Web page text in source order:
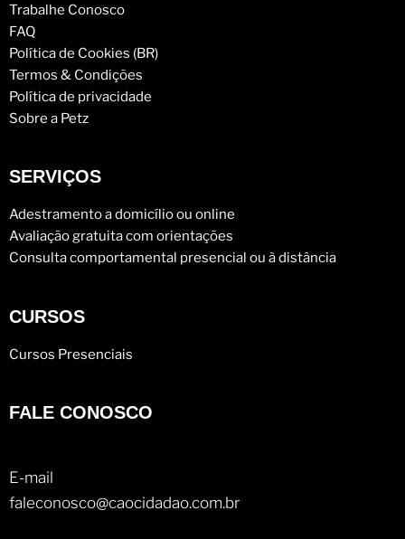
Trabalhe Conosco
FAQ
Política de Cookies (BR)
Termos & Condições
Política de privacidade
Sobre a Petz
SERVIÇOS
Adestramento a domicílio ou online
Avaliação gratuita com orientações
Consulta comportamental presencial ou à distância
CURSOS
Cursos Presenciais
FALE CONOSCO
E-mail
faleconosco@caocidadao.com.br